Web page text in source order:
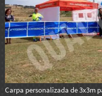
Carpa personalizada de 3x3m